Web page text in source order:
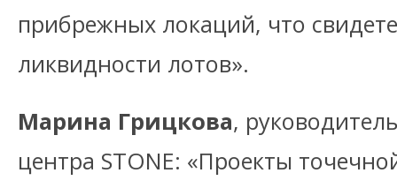
прибрежных локаций, что
ликвидности лотов».
Марина Грицкова,
центра STONE: «Проекты